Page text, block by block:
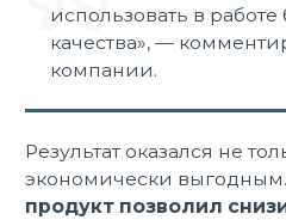
использовать в работе
качества», —
компании.
Результат оказался не
экономически выгодным.
продукт позволил